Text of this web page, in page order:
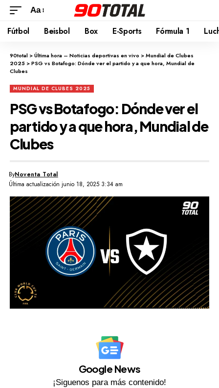
Aa
Fútbol Beisbol Box E-Sports Fórmula 1
90total >Última hora – Noticias deportivas en vivo >Mundial de Clubes
2025 >PSG vs Botafogo: Dónde ver el partido y a que hora, Mundial de
Clubes
MUNDIAL DE CLUBES 2025
PSG vs Botafogo: Dónde ver el
partido y a que hora, Mundial de
Clubes
Última actualización junio 18, 2025 3:34 am
ByNoventa Total
Google News
¡Siguenos para más contenido!